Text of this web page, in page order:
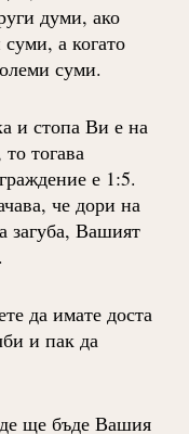
думи, ако
а когато
суми.
и стопа Ви е на
тогава
е 1:5.
че дори на
загуба, Вашият
да имате доста
и пак да
ще бъде Вашия